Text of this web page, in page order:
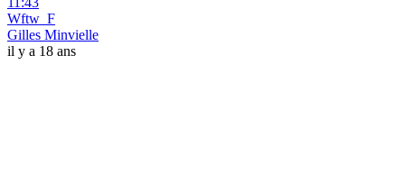
Wftw_F
Gilles Minvielle
il y a 18 ans